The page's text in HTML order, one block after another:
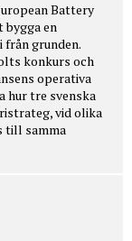
Battery
bygga en
grunden.
konkurs och
operativa
hur tre svenska
vid olika
till samma